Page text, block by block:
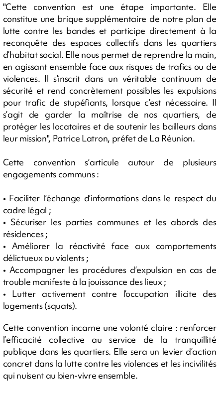
"Cette convention est une étape importante. Elle
constitue une brique supplémentaire de notre plan de
lutte contre les bandes et participe directement à la
reconquête des espaces collectifs dans les quartiers
d’habitat social. Elle nous permet de reprendre la main,
en agissant ensemble face aux risques de trafics ou de
violences. Il s’inscrit dans un véritable continuum de
sécurité et rend concrètement possibles les expulsions
pour trafic de stupéfiants, lorsque c’est nécessaire. Il
s’agit de garder la maîtrise de nos quartiers, de
protéger les locataires et de soutenir les bailleurs dans
leur mission", Patrice Latron, préfet de La Réunion.
Cette convention s’articule autour de plusieurs
engagements communs :
• Faciliter l’échange d’informations dans le respect du
cadre légal ;
• Sécuriser les parties communes et les abords des
résidences ;
• Améliorer la réactivité face aux comportements
délictueux ou violents ;
• Accompagner les procédures d’expulsion en cas de
trouble manifeste à la jouissance des lieux ;
• Lutter activement contre l’occupation illicite des
logements (squats).
Cette convention incarne une volonté claire : renforcer
l’efficacité collective au service de la tranquillité
publique dans les quartiers. Elle sera un levier d’action
concret dans la lutte contre les violences et les incivilités
qui nuisent au bien-vivre ensemble.